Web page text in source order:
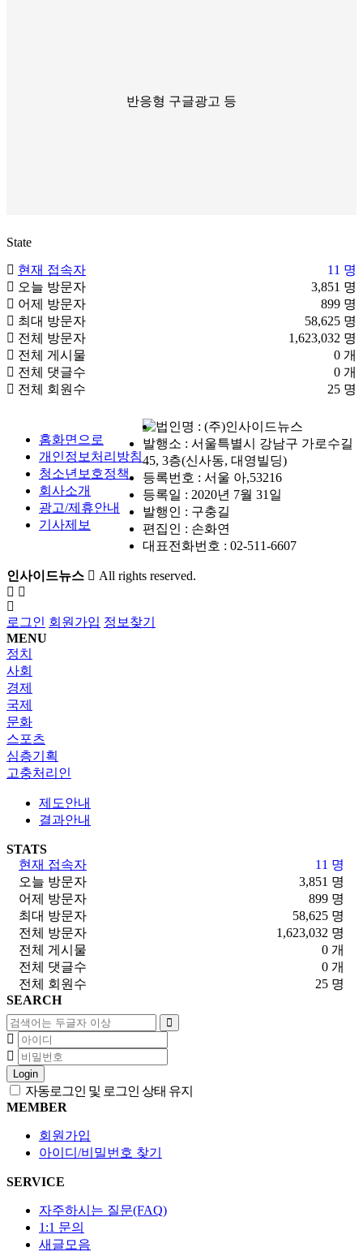
반응형 구글광고 등
State
현재 접속자
11 명
오늘 방문자
3,851 명
어제 방문자
899 명
최대 방문자
58,625 명
전체 방문자
1,623,032 명
전체 게시물
0 개
전체 댓글수
0 개
전체 회원수
25 명
홈화면으로
개인정보처리방침
청소년보호정책
회사소개
광고/제휴안내
기사제보
법인명 : (주)인사이드뉴스
발행소 : 서울특별시 강남구 가로수길
45, 3층(신사동, 대영빌딩)
등록번호 : 서울 아,53216
등록일 : 2020년 7월 31일
발행인 : 구충길
편집인 : 손화연
대표전화번호 : 02-511-6607
인사이드뉴스 All rights reserved.
로그인 회원가입 정보찾기
MENU
정치
사회
경제
국제
문화
스포츠
심층기획
고충처리인
제도안내
결과안내
STATS
11 명
현재 접속자
3,851 명
오늘 방문자
899 명
어제 방문자
58,625 명
최대 방문자
1,623,032 명
전체 방문자
0 개
전체 게시물
0 개
전체 댓글수
25 명
전체 회원수
SEARCH
Login
자동로그인 및 로그인 상태 유지
MEMBER
회원가입
아이디/비밀번호 찾기
SERVICE
자주하시는 질문(FAQ)
1:1 문의
새글모음